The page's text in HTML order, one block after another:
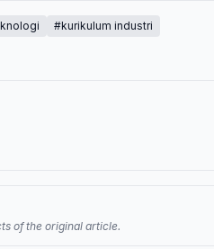
#kurikulum industri
of the original article.